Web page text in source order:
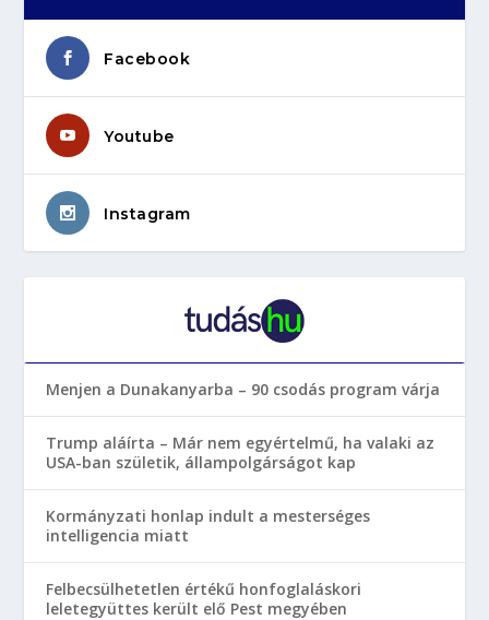
Facebook
Youtube
Instagram
Menjen a Dunakanyarba – 90 csodás program várja
Trump aláírta – Már nem egyértelmű, ha valaki az
USA-ban születik, állampolgárságot kap
Kormányzati honlap indult a mesterséges
intelligencia miatt
Felbecsülhetetlen értékű honfoglaláskori
leletegyüttes került elő Pest megyében